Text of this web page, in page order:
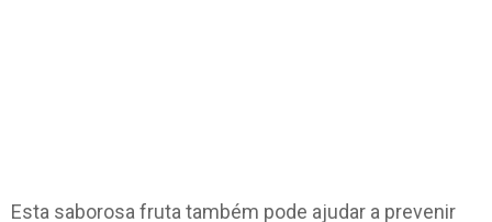
Esta saborosa fruta também pode ajudar a prevenir